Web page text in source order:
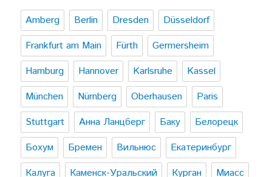
Amberg Berlin Dresden
Düsseldorf
Frankfurt am Main
Fürth
Germersheim
Hamburg
Hannover Karlsruhe
Kassel
München
Nürnberg Oberhausen
Paris
Stuttgart
Анна Ланцберг Баку
Белорецк
Бохум
Бремен Вильнюс
Екатеринбург
Калуга
Каменск-Уральский Курган
Миасс